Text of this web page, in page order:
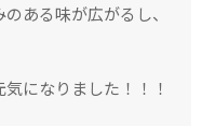
ある味が広がるし、
になりました！！！